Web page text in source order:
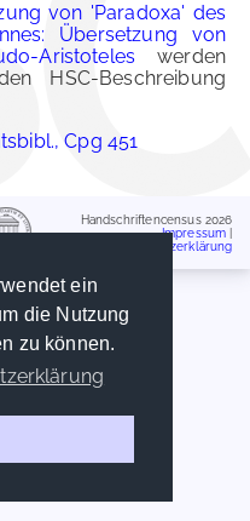
ein
die Nutzung
zu können.
von 'Paradoxa' des
Übersetzung von
Aristoteles werden
HSC-Beschreibung
Cpg 451
Handschriftencensus 2026
Impressum
Datenschutzerklärung